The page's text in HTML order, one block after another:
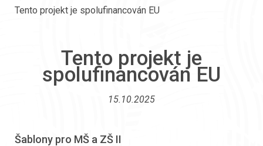
Tento projekt je spolufinancován EU
Tento projekt je
spolufinancován EU
15.10.2025
Šablony pro MŠ a ZŠ II